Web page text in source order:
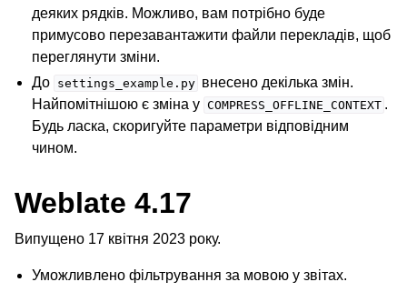
деяких рядків. Можливо, вам потрібно буде
примусово перезавантажити файли перекладів, щоб
переглянути зміни.
До settings_example.py внесено декілька змін.
Найпомітнішою є зміна у COMPRESS_OFFLINE_CONTEXT .
Будь ласка, скоригуйте параметри відповідним
чином.
Weblate 4.17
Випущено 17 квітня 2023 року.
Уможливлено фільтрування за мовою у звітах.